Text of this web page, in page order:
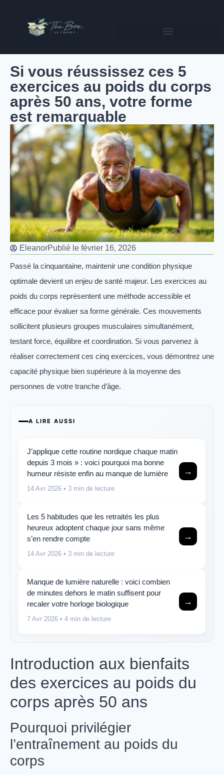
Si vous réussissez ces 5
exercices au poids du corps
après 50 ans, votre forme
est remarquable
EleanorPublié le février 16, 2026
Passé la cinquantaine, maintenir une condition physique
optimale devient un enjeu de santé majeur. Les exercices au
poids du corps représentent une méthode accessible et
efficace pour évaluer sa forme générale. Ces mouvements
sollicitent plusieurs groupes musculaires simultanément,
testant force, équilibre et coordination. Si vous parvenez à
réaliser correctement ces cinq exercices, vous démontrez une
capacité physique bien supérieure à la moyenne des
personnes de votre tranche d’âge.
A LIRE AUSSI
J’applique cette routine nordique chaque matin
depuis 3 mois » : voici pourquoi ma bonne
humeur résiste enfin au manque de lumière
14 Avr 2026 • 3 min de lecture
→
Les 5 habitudes que les retraités les plus
heureux adoptent chaque jour sans même
s’en rendre compte
14 Avr 2026 • 3 min de lecture
→
Manque de lumière naturelle : voici combien
de minutes dehors le matin suffisent pour
recaler votre horloge biologique
7 Avr 2026 • 4 min de lecture
→
Introduction aux bienfaits
des exercices au poids du
corps après 50 ans
Pourquoi privilégier
l’entraînement au poids du
corps